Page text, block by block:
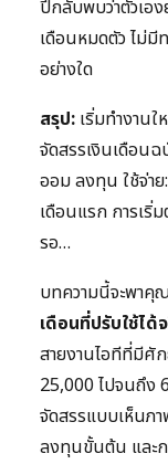
ปีกลับพบว่าตัวเอ
เดือนหมดตัว ไม่
อย่างใด
สรุป: เริ่มทำงาน
จัดสรรเงินเดือนฉ
ออม ลงทุน ใช้จ่า
เดือนแรก การเริ่
รอ…
บทความนี้จะพาคุ
เดือนที่ปรับใช้ได้
สายงานไอทีที่มีศั
25,000 ไปจนถึง
จัดสรรแบบเห็นภ
ลงทุนขั้นต้น และก